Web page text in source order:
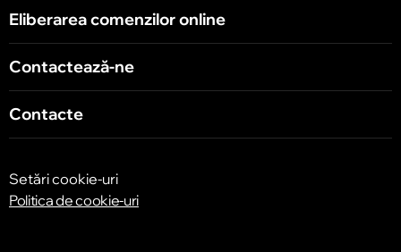
Eliberarea comenzilor online
Contactează-ne
Contacte
Setări cookie-uri
Politica de cookie-uri